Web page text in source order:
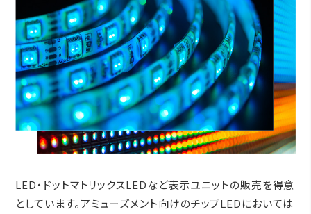
LED・ドットマトリックスLEDなど表示ユニットの販売を得意
としています。アミューズメント向けのチップLEDにおいては